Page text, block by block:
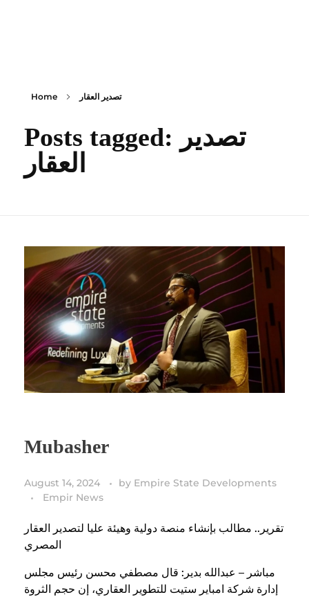
Home تصدير العقار
Posts tagged: تصدير
العقار
Mubasher
August 14, 2024 by Empire State Developments
Empir News
تقرير.. مطالب بإنشاء منصة دولية وهيئة عليا لتصدير العقار
المصري
مباشر – عبدالله بدير: قال مصطفي محسن رئيس مجلس
إدارة شركة امباير ستيت للتطوير العقاري، إن حجم الثروة